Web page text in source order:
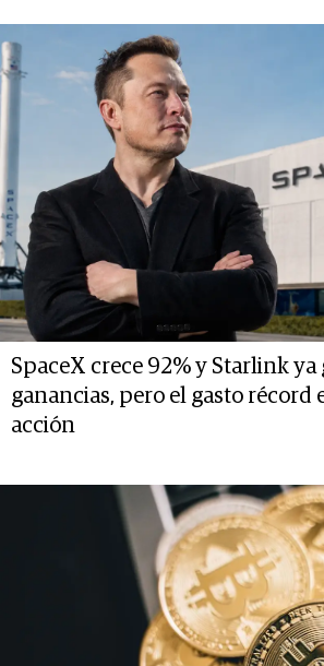
SpaceX crece 92% y Starlink ya
ganancias, pero el gasto récord
acción